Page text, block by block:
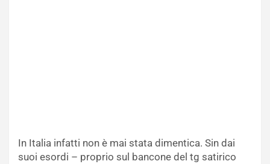
In Italia infatti non è mai stata dimentica. Sin dai
suoi esordi – proprio sul bancone del tg satirico